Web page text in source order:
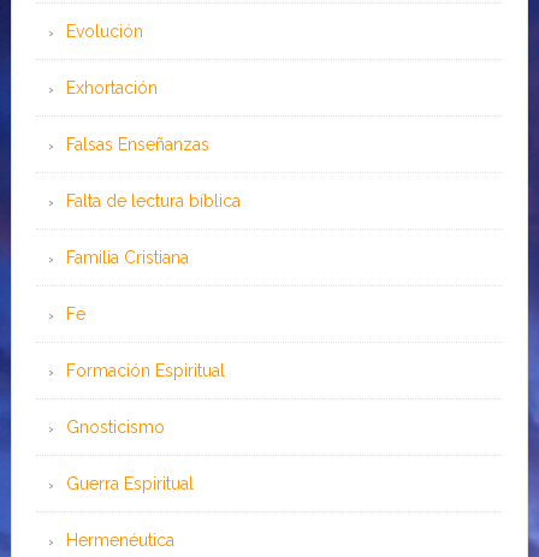
Evolución
Exhortación
Falsas Enseñanzas
Falta de lectura bíblica
Familia Cristiana
Fe
Formación Espiritual
Gnosticismo
Guerra Espiritual
Hermenéutica